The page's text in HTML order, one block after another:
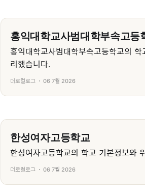
홍익대학교사범대학부속고등
홍익대학교사범대학부속고등학교의
리했습니다.
더로컬로그 06 7월 2026
한성여자고등학교
한성여자고등학교의 학교 기본정보와
더로컬로그 06 7월 2026